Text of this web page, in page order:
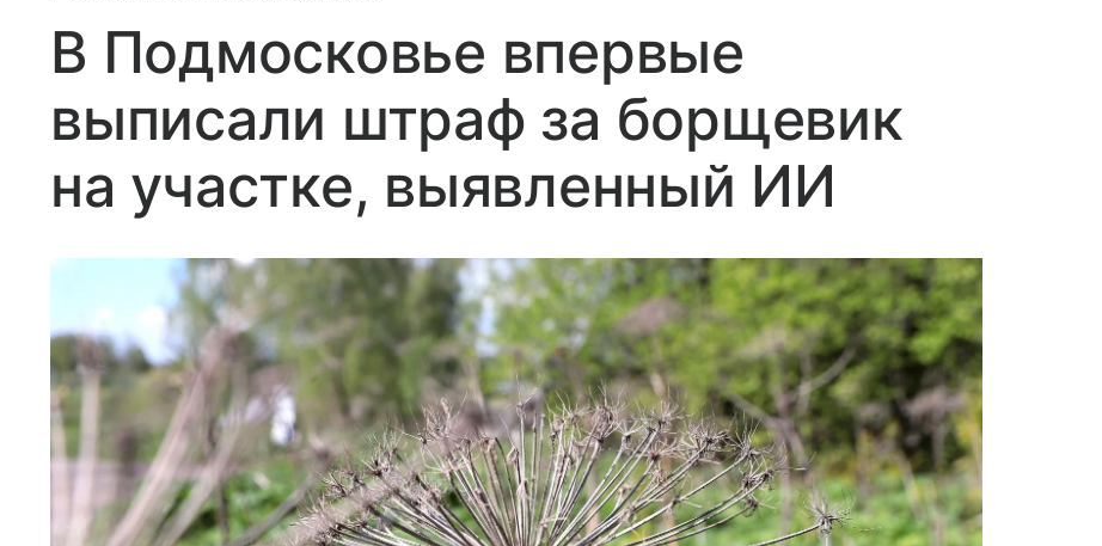
В Подмосковье впервые
выписали штраф за борщевик
на участке, выявленный ИИ